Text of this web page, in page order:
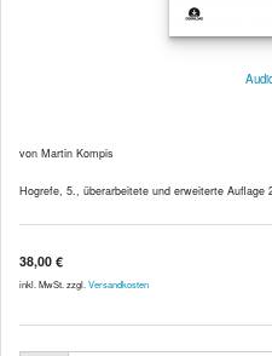
von Martin Kompis
Hogrefe, 5., überarbeitete und erweiterte Auflage
38,00 €
inkl. MwSt. zzgl. Versandkosten